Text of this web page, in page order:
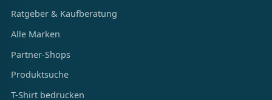
Ratgeber & Kaufberatung
Alle Marken
Partner-Shops
Produktsuche
T-Shirt bedrucken